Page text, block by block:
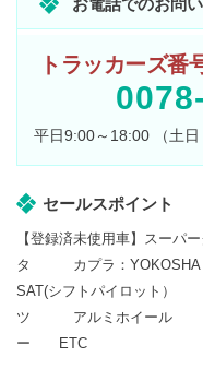
お電話でのお問
トラッカーズ番
平日9:00～18:00 （土日
セールスポイント
【登録済未使用車】スーパ
タ カプラ：
SAT(シフトパイロット）
ツ アルミホイール ４
ー ETC